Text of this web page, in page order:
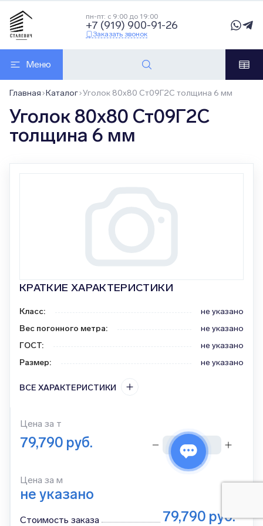
пн-пт: с 9:00 до 19:00
+7 (919) 900-91-26
Заказать звонок
Меню
Главная Каталог Уголок 80x80 Ст09Г2С толщина 6 мм
Уголок 80x80 Ст09Г2С
толщина 6 мм
КРАТКИЕ ХАРАКТЕРИСТИКИ
Класс:
не указано
Вес погонного метра:
не указано
ГОСТ:
не указано
Размер: не указано
ВСЕ ХАРАКТЕРИСТИКИ
Цена за т
79,790 руб.
тонн
Цена за м
не указано
Стоимость заказа 79,790 руб.